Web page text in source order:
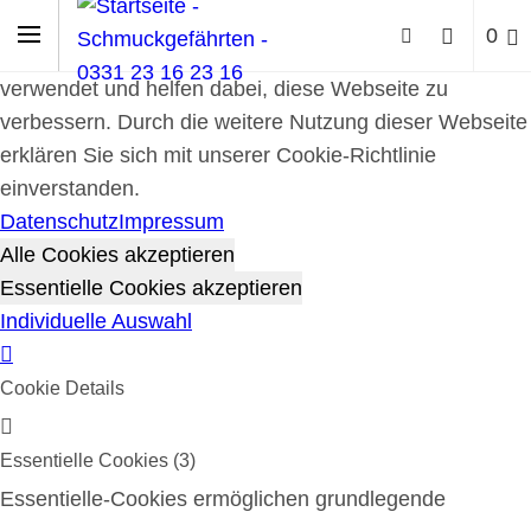
Cookie-Richtlinie
Cookies werden zur Benutzerführung und Webanalyse
verwendet und helfen dabei, diese Webseite zu
verbessern. Durch die weitere Nutzung dieser Webseite
erklären Sie sich mit unserer Cookie-Richtlinie
einverstanden.
DatenschutzImpressum
Alle Cookies akzeptieren
Essentielle Cookies akzeptieren
Individuelle Auswahl
Cookie Details
Essentielle Cookies (3)
Essentielle-Cookies ermöglichen grundlegende
0